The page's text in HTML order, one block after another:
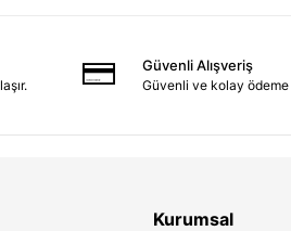
Güvenli Alışveriş
Güvenli ve kolay ödeme
Kurumsal